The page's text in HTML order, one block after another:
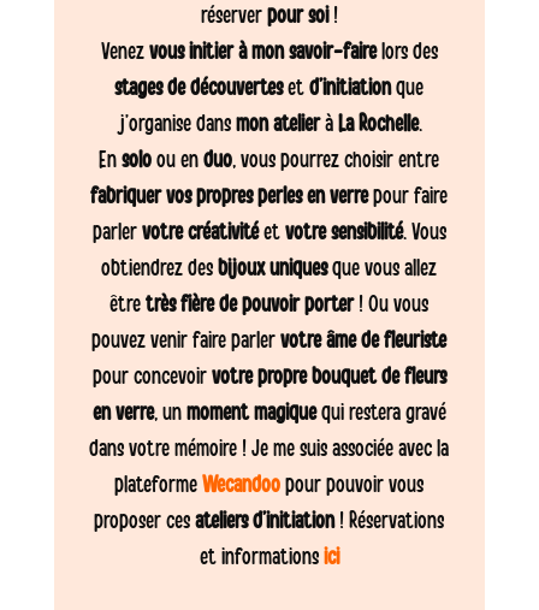
réserver pour soi!
Venezvous initier à mon savoir-fairelors des
stages de découvertesetd’initiationque
j’organise dans mon atelieràLa Rochelle.
Ensolo ou enduo, vous pourrez choisir entre
fabriquer vos propres perles en verrepour faire
parlervotre créativitéet votre sensibilité. Vous
obtiendrez des bijoux uniquesque vous allez
êtretrès fière de pouvoir porter! Ou vous
pouvez venir faire parlervotre âme de fleuriste
pour concevoir votre propre bouquet de fleurs
en verre, un moment magiquequi restera gravé
dans votre mémoire ! Je me suis associée avec la
plateformeWecandoopour pouvoir vous
proposer cesateliers d’initiation! Réservations
et informationsici